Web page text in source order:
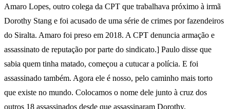
Amaro Lopes, outro colega da CPT que trabalhava próximo à irmã
Dorothy Stang e foi acusado de uma série de crimes por fazendeiros
do Siralta. Amaro foi preso em 2018. A CPT denuncia armação e
assassinato de reputação por parte do sindicato.] Paulo disse que
sabia quem tinha matado, começou a cutucar a polícia. E foi
assassinado também. Agora ele é nosso, pelo caminho mais torto
que existe no mundo. Colocamos o nome dele junto à cruz dos
outros 18 assassinados desde que assassinaram Dorothy.